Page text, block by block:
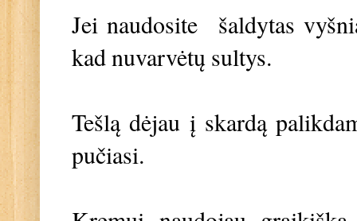
Jei naudosite šaldytas
kad nuvarvėtų sultys.
Tešlą dėjau į skardą
pučiasi.